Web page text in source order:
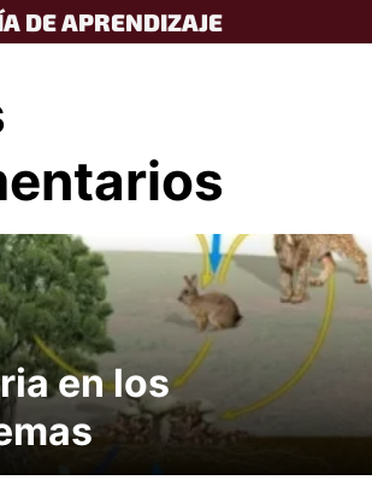
DE APRENDIZAJE
en los